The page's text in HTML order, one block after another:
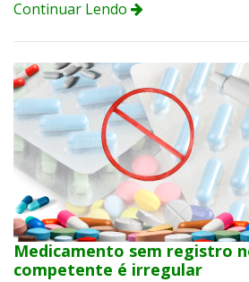
Continuar Lendo
Medicamento sem registro
competente é irregular